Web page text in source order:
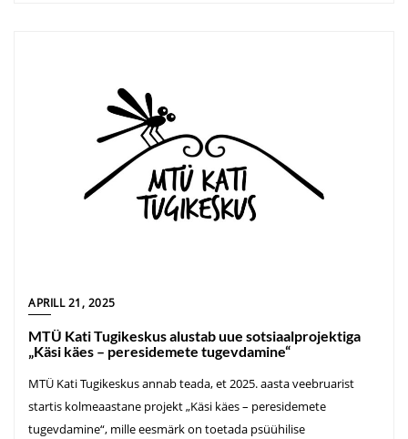
APRILL 21, 2025
MTÜ Kati Tugikeskus alustab uue sotsiaalprojektiga
„Käsi käes – peresidemete tugevdamine“
MTÜ Kati Tugikeskus annab teada, et 2025. aasta veebruarist
startis kolmeaastane projekt „Käsi käes – peresidemete
tugevdamine“, mille eesmärk on toetada psüühilise